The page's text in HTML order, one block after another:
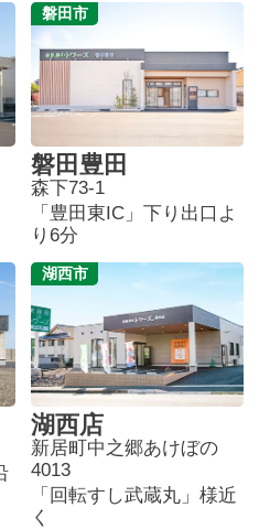
磐田市
磐田豊田
森下73-1
「豊田東IC」下り出口よ
り6分
湖西市
湖西店
新居町中之郷あけぼの
4013
「回転すし武蔵丸」様近
く